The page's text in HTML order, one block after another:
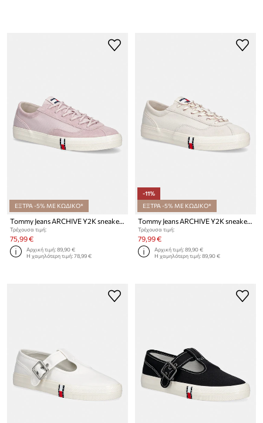
ΕΞΤΡΑ -5% ΜΕ ΚΩΔΙΚΟ*
Tommy Jeans ARCHIVE Y2K sneakers γυναικεία
Τρέχουσα τιμή:
75,99 €
Αρχική τιμή:89,90 €
Η χαμηλότερη τιμή:78,99 €
-11%
ΕΞΤΡΑ -5% ΜΕ ΚΩΔΙΚΟ*
Tommy Jeans ARCHIVE Y2K sneakers γυναικεία
Τρέχουσα τιμή:
79,99 €
Αρχική τιμή:89,90 €
Η χαμηλότερη τιμή:89,90 €